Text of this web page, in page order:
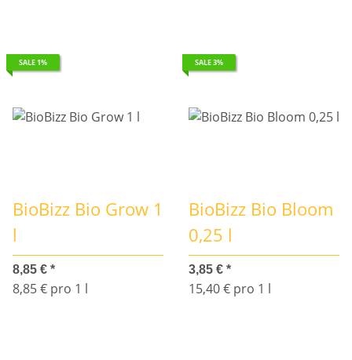
SALE 1%
BioBizz Bio Grow 1
l
8,85 € *
8,85 € pro 1 l
SALE 3%
BioBizz Bio Bloom
0,25 l
3,85 € *
15,40 € pro 1 l